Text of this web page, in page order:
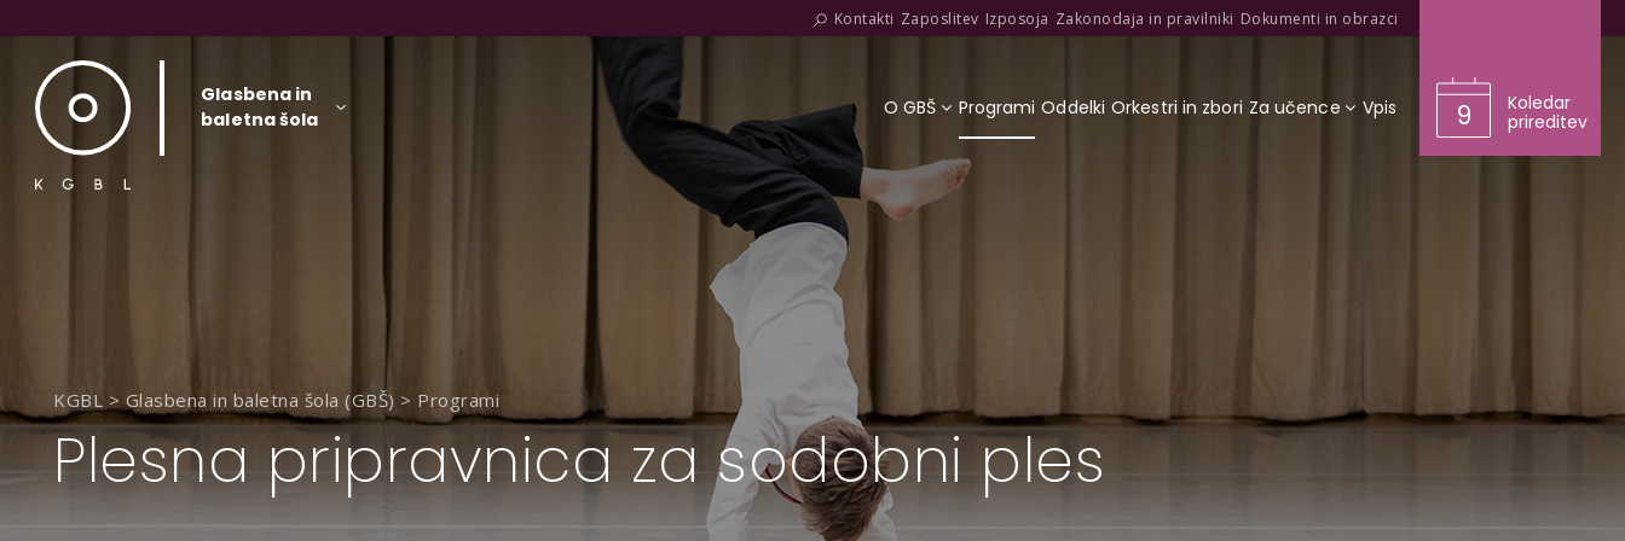
Kontakti Zaposlitev Izposoja Zakonodaja in pravilniki Dokumenti in obrazci
Glasbena in
baletna šola
O GBŠ Programi Oddelki Orkestri in zbori Za učence Vpis 9
Koledar
prireditev
KGBL > Glasbena in baletna šola (GBŠ) > Programi
Plesna pripravnica za sodobni ples